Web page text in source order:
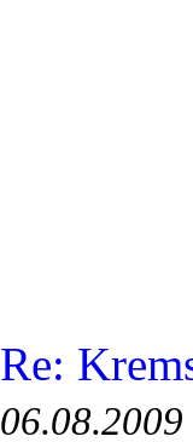
Re: